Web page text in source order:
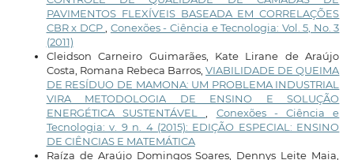
PAVIMENTOS FLEXÍVEIS BASEADA EM CORRELAÇÕES
CBR x DCP, Conexões - Ciência e Tecnologia: Vol. 5, No. 3
(2011)
Cleidson Carneiro Guimarães, Kate Lirane de Araújo
Costa, Romana Rebeca Barros,VIABILIDADE DE QUEIMA
DE RESÍDUO DE MAMONA: UM PROBLEMA INDUSTRIAL
VIRA METODOLOGIA DE ENSINO E SOLUÇÃO
ENERGÉTICA SUSTENTÁVEL, Conexões - Ciência e
Tecnologia: v. 9 n. 4 (2015): EDIÇÃO ESPECIAL: ENSINO
DE CIÊNCIAS E MATEMÁTICA
Raíza de Araújo Domingos Soares, Dennys Leite Maia,